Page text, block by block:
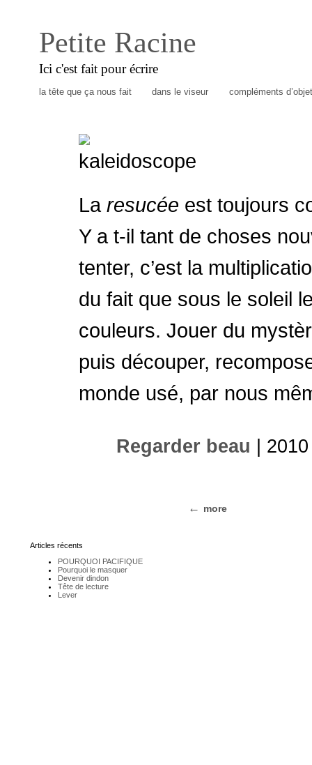
Petite Racine
Ici c'est fait pour écrire
la tête que ça nous fait dans le viseur compléments
La resucée est toujours
Y a t-il tant de choses
tenter, c’est la
du fait que sous le soleil
couleurs. Jouer du
puis découper,
monde usé, par nous
Regarder beau |
more
Articles récents
POURQUOI PACIFIQUE
Pourquoi le masquer
Devenir dindon
Tête de lecture
Lever